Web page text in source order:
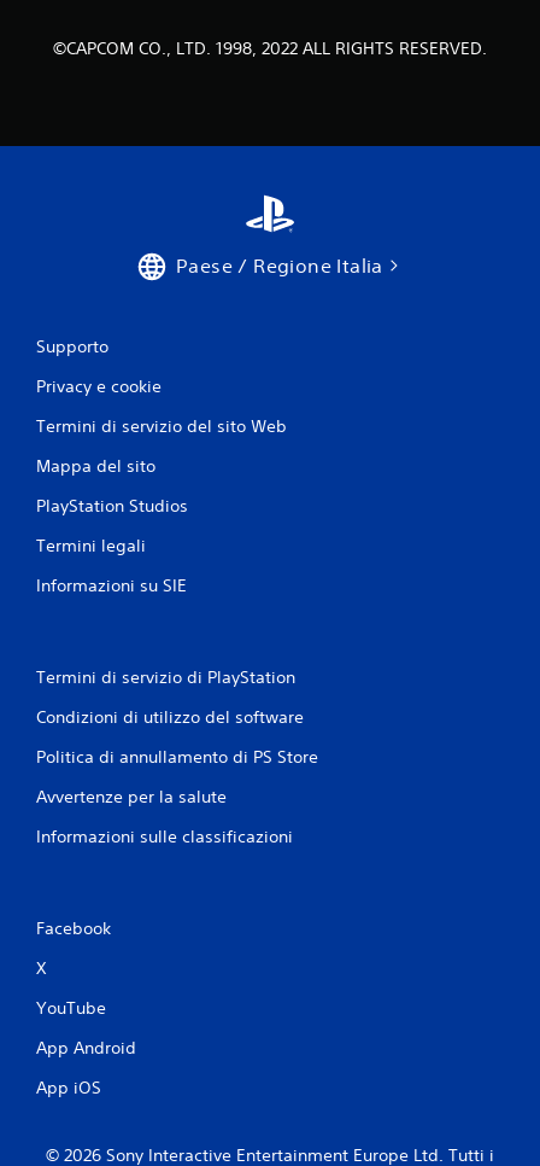
©CAPCOM CO., LTD. 1998, 2022 ALL RIGHTS RESERVED.
Paese / Regione Italia
Supporto
Privacy e cookie
Termini di servizio del sito Web
Mappa del sito
PlayStation Studios
Termini legali
Informazioni su SIE
Termini di servizio di PlayStation
Condizioni di utilizzo del software
Politica di annullamento di PS Store
Avvertenze per la salute
Informazioni sulle classificazioni
Facebook
X
YouTube
App Android
App iOS
© 2026 Sony Interactive Entertainment Europe Ltd. Tutti i